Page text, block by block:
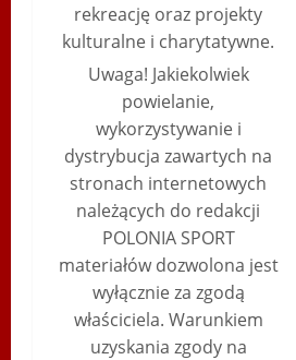
rekreację oraz projekty
kulturalne i charytatywne.
Uwaga! Jakiekolwiek
powielanie,
wykorzystywanie i
dystrybucja zawartych na
stronach internetowych
należących do redakcji
POLONIA SPORT
materiałów dozwolona jest
wyłącznie za zgodą
właściciela. Warunkiem
uzyskania zgody na